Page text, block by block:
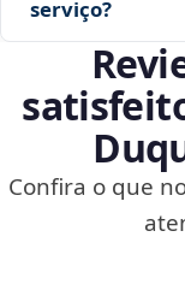
serviço?
Confira o que